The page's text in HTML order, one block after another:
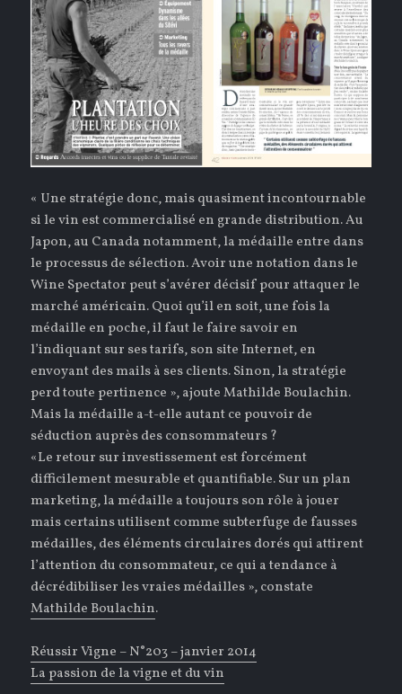
« Une stratégie donc, mais quasiment incontournable
si le vin est commercialisé en grande distribution. Au
Japon, au Canada notamment, la médaille entre dans
le processus de sélection. Avoir une notation dans le
Wine Spectator peut s’avérer décisif pour attaquer le
marché américain. Quoi qu’il en soit, une fois la
médaille en poche, il faut le faire savoir en
l’indiquant sur ses tarifs, son site Internet, en
envoyant des mails à ses clients. Sinon, la stratégie
perd toute pertinence », ajoute Mathilde Boulachin.
Mais la médaille a-t-elle autant ce pouvoir de
séduction auprès des consommateurs ?
«Le retour sur investissement est forcément
difficilement mesurable et quantifiable. Sur un plan
marketing, la médaille a toujours son rôle à jouer
mais certains utilisent comme subterfuge de fausses
médailles, des éléments circulaires dorés qui attirent
l’attention du consommateur, ce qui a tendance à
décrédibiliser les vraies médailles », constate
Mathilde Boulachin.
Réussir Vigne – N°203 – janvier 2014
La passion de la vigne et du vin